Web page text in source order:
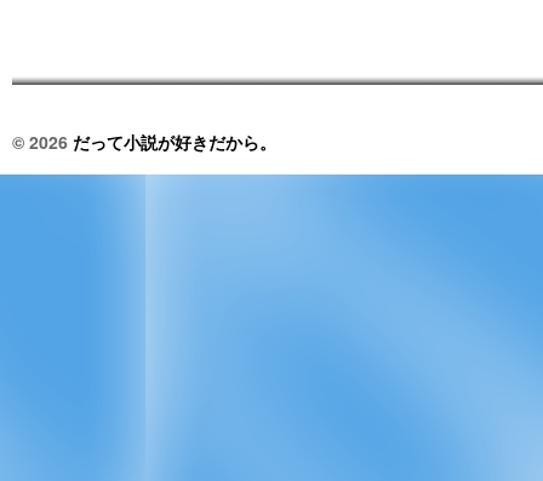
© 2026 だって小説が好きだから。